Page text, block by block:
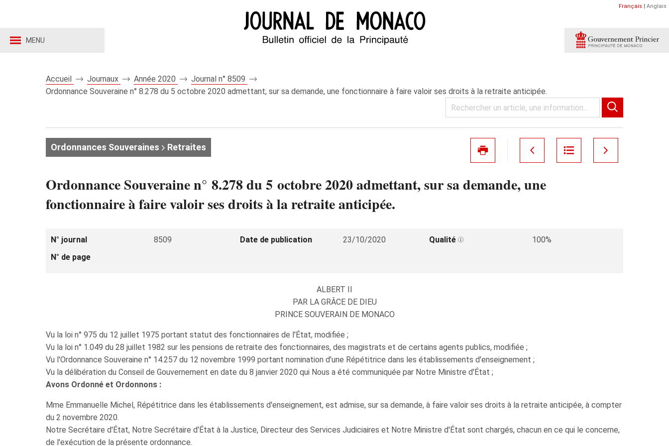
MENU
Français | Anglais
Accueil Journaux Année 2020
Journal n° 8509
Ordonnance Souveraine n° 8.278 du 5 octobre 2020 admettant, sur sa demande, une fonctionnaire à faire valoir ses droits à la retraite anticipée.
Ordonnances Souveraines Retraites
Ordonnance Souveraine n° 8.278 du 5 octobre 2020 admettant, sur sa demande, une
fonctionnaire à faire valoir ses droits à la retraite anticipée.
N° journal 8509 Date de publication 23/10/2020 Qualité
100%
N° de page
ALBERT II
PAR LA GRÂCE DE DIEU
PRINCE SOUVERAIN DE MONACO
Vu la loi n° 975 du 12 juillet 1975 portant statut des fonctionnaires de l'État, modifiée ;
Vu la loi n° 1.049 du 28 juillet 1982 sur les pensions de retraite des fonctionnaires, des magistrats et de certains agents publics, modifiée ;
Vu l'Ordonnance Souveraine n° 14.257 du 12 novembre 1999 portant nomination d'une Répétitrice dans les établissements d'enseignement ;
Vu la délibération du Conseil de Gouvernement en date du 8 janvier 2020 qui Nous a été communiquée par Notre Ministre d'État ;
Avons Ordonné et Ordonnons :
Mme Emmanuelle Michel, Répétitrice dans les établissements d'enseignement, est admise, sur sa demande, à faire valoir ses droits à la retraite anticipée, à compter
du 2 novembre 2020.
Notre Secrétaire d'État, Notre Secrétaire d'État à la Justice, Directeur des Services Judiciaires et Notre Ministre d'État sont chargés, chacun en ce qui le concerne,
de l'exécution de la présente ordonnance.